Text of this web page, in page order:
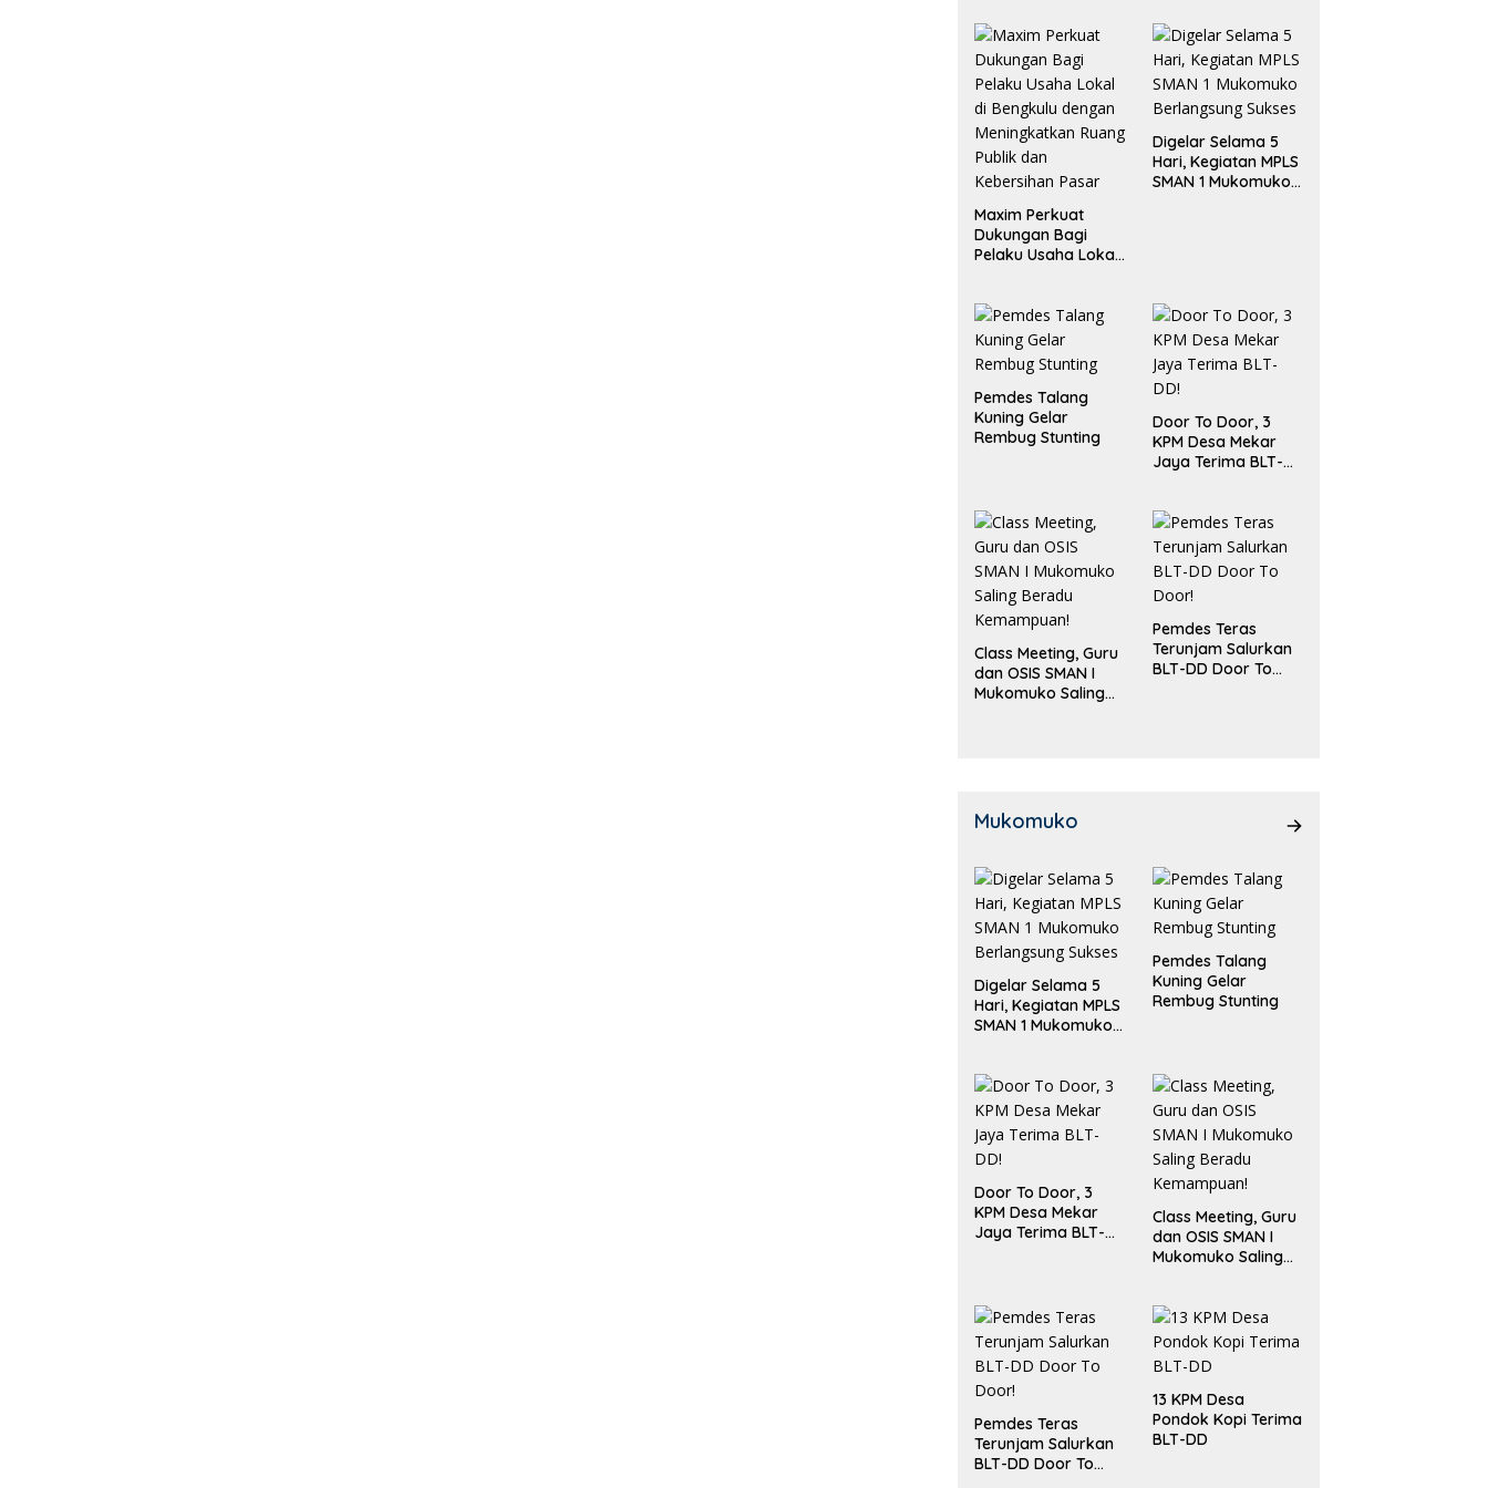
Maxim Perkuat
Dukungan Bagi
Pelaku Usaha Lokal
Ruang Publik dan
Kebersihan Pasar
Digelar Selama 5
Hari, Kegiatan MPLS
SMAN 1 Mukomuko
Pemdes Talang
Kuning Gelar
Rembug Stunting
Door To Door, 3
KPM Desa Mekar
Jaya Terima BLT-
Class Meeting, Guru
dan OSIS SMAN I
Mukomuko Saling
Pemdes Teras
Terunjam Salurkan
BLT-DD Door To
Mukomuko
Digelar Selama 5
Hari, Kegiatan MPLS
SMAN 1 Mukomuko
Pemdes Talang
Kuning Gelar
Rembug Stunting
Door To Door, 3
KPM Desa Mekar
Jaya Terima BLT-
Class Meeting, Guru
dan OSIS SMAN I
Mukomuko Saling
Pemdes Teras
Terunjam Salurkan
BLT-DD Door To
13 KPM Desa
Pondok Kopi Terima
BLT-DD